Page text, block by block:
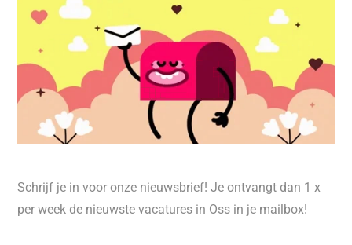
Schrijf je in voor onze nieuwsbrief! Je ontvangt dan 1 x
per week de nieuwste vacatures in Oss in je mailbox!